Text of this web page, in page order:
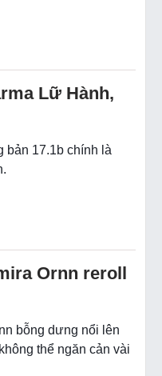
Lữ Hành,
bản 17.1b chính là
Ornn reroll
bỗng dưng nổi lên
thể ngăn cản vài